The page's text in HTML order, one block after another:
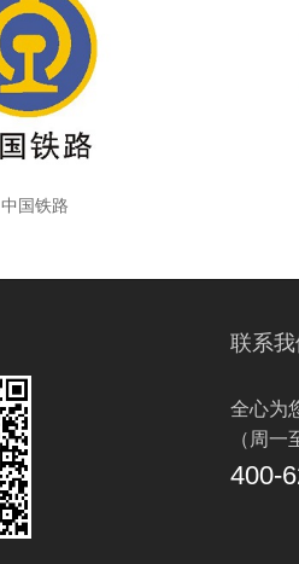
中国铁路
联系我
全心为
（周一
400-